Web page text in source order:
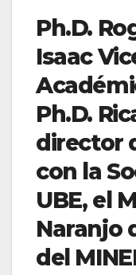
Ph.D.
Isaac
Ph.D.
director
con la
UBE, el
Naranjo
del